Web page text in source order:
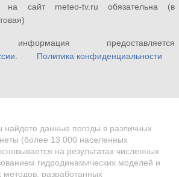
на сайт meteo-tv.ru обязательна (в
информация предоставляется
Политика конфиденциальности
данные погоды в различных
(более 13 000 населенных
на результатах численных
гидродинамических моделей и
разработанных